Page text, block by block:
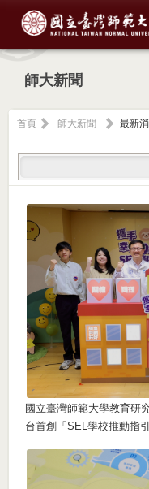
師大新聞
首頁 師大新聞
最新
國立臺灣師範大學教育研
台首創「SEL學校推動指引